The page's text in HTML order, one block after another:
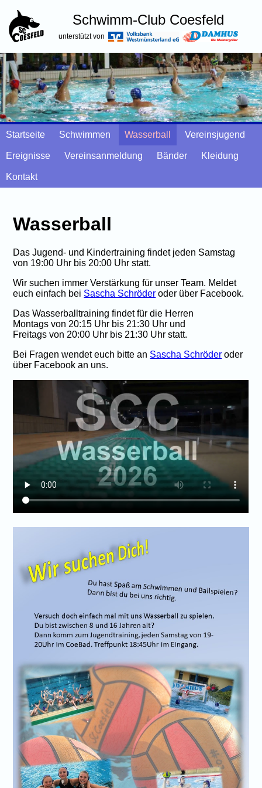
Schwimm-Club Coesfeld
unterstützt von
Startseite Schwimmen Wasserball Vereinsjugend
Ereignisse Vereinsanmeldung Bänder Kleidung
Kontakt
Wasserball
Das Jugend- und Kindertraining findet jeden Samstag
von 19:00 Uhr bis 20:00 Uhr statt.
Wir suchen immer Verstärkung für unser Team. Meldet
euch einfach bei Sascha Schröder oder über Facebook.
Das Wasserballtraining findet für die Herren
Montags von 20:15 Uhr bis 21:30 Uhr und
Freitags von 20:00 Uhr bis 21:30 Uhr statt.
Bei Fragen wendet euch bitte an Sascha Schröder oder
über Facebook an uns.